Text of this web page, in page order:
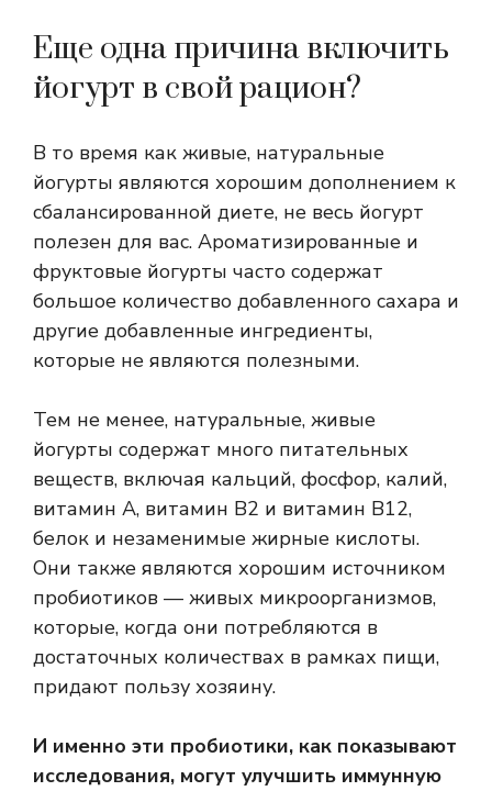
Еще одна причина включить
йогурт в свой рацион?
В то время как живые, натуральные
йогурты являются хорошим дополнением к
сбалансированной диете, не весь йогурт
полезен для вас. Ароматизированные и
фруктовые йогурты часто содержат
большое количество добавленного сахара и
другие добавленные ингредиенты,
которые не являются полезными.
Тем не менее, натуральные, живые
йогурты содержат много питательных
веществ, включая кальций, фосфор, калий,
витамин А, витамин В2 и витамин В12,
белок и незаменимые жирные кислоты.
Они также являются хорошим источником
пробиотиков — живых микроорганизмов,
которые, когда они потребляются в
достаточных количествах в рамках пищи,
придают пользу хозяину.
И именно эти пробиотики, как показывают
исследования, могут улучшить иммунную